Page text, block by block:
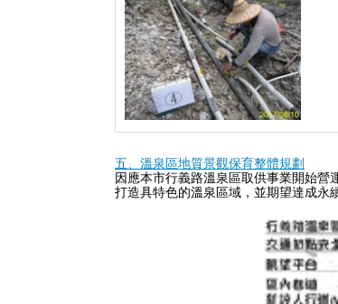
五、溫泉區地質景觀保育整體規劃
因應本市行義路溫泉區取供事業開始營
打造具特色的溫泉區域，並期望達成永